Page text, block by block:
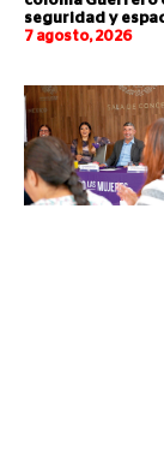
seguridad y
7 agosto, 2026